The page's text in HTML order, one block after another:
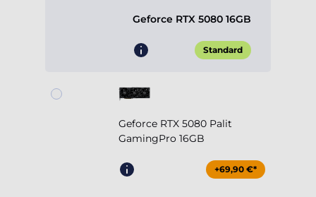
Geforce RTX 5080 16GB
Standard
Geforce RTX 5080 Palit
GamingPro 16GB
+69,90 €*